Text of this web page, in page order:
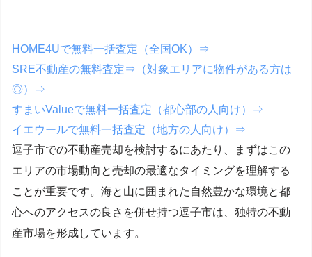
HOME4Uで無料一括査定（全国OK）⇒
SRE不動産の無料査定⇒（対象エリアに物件がある方は
◎）⇒
すまいValueで無料一括査定（都心部の人向け）⇒
イエウールで無料一括査定（地方の人向け）⇒
逗子市での不動産売却を検討するにあたり、まずはこの
エリアの市場動向と売却の最適なタイミングを理解する
ことが重要です。海と山に囲まれた自然豊かな環境と都
心へのアクセスの良さを併せ持つ逗子市は、独特の不動
産市場を形成しています。